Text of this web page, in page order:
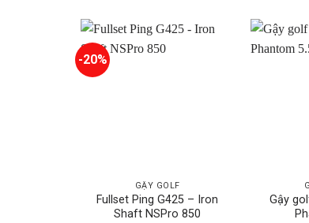
-20%
GẬY GOLF
Fullset Ping G425 – Iron
Shaft NSPro 850
Gậy